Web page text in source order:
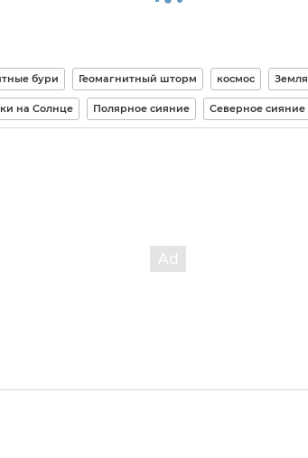
бури Геомагнитный шторм космос Земля
на Солнце Полярное сияние Северное сияние